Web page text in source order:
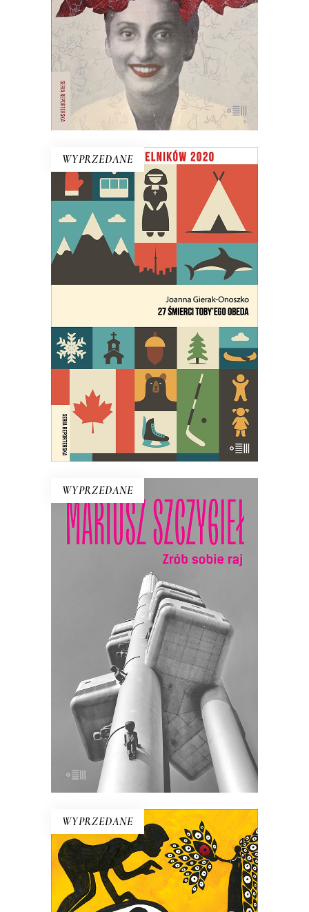
E-BOOK DO KOSZYKA
Zuzanno?
39.00zł 19.50zł
WYPRZEDANE
E-BOOK DO KOSZYKA
27 ŚMIERCI TOBY’EGO OBEDA
Co ukryto pod kanadyjską mozaiką
kulturową? Joanna Gierak-Onoszko
kreśli obraz Kanady, który burzy nasze
wyobrażenia o tym kraju.
59.90zł 29.95zł
WYPRZEDANE
E-BOOK DO KOSZYKA
ZRÓB SOBIE RAJ
Nowe wydanie kultowej książki o
Czechach, jakich nie znamy!
Recenzenci pisali, że Szczygieł odkrył w
niej przed Polakami tajemnicze plemię…
43.00 21.50 zł
WYPRZEDANE